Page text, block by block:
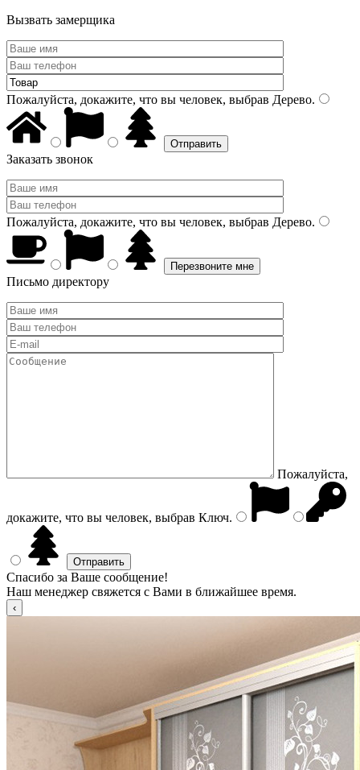
Вызвать замерщика
Пожалуйста, докажите, что вы человек, выбрав Дерево.
Заказать звонок
Пожалуйста, докажите, что вы человек, выбрав Дерево.
Письмо директору
Пожалуйста,
докажите, что вы человек, выбрав Ключ.
Спасибо за Ваше сообщение!
Наш менеджер свяжется с Вами в ближайшее время.